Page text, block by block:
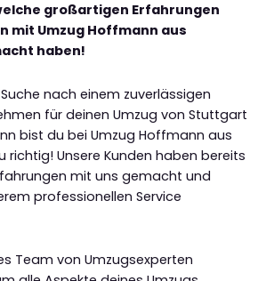
großartigen Erfahrungen
mit Umzug Hoffmann aus
haben!
nach einem zuverlässigen
für deinen Umzug von Stuttgart
bist du bei Umzug Hoffmann aus
richtig! Unsere Kunden haben bereits
mit uns gemacht und
professionellen Service
Team von Umzugsexperten